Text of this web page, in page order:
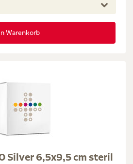
Warenkorb
Silver 6,5x9,5 cm steril